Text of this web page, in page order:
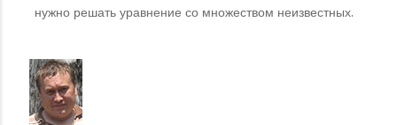
нужно решать уравнение со множеством неизвестных.